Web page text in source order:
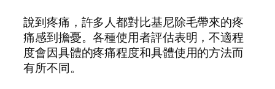
說到疼痛，許多人都對比基尼除毛帶來的疼
痛感到擔憂。各種使用者評估表明，不適程
度會因具體的疼痛程度和具體使用的方法而
有所不同。